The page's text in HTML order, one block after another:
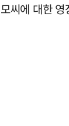
씨에 대한 영